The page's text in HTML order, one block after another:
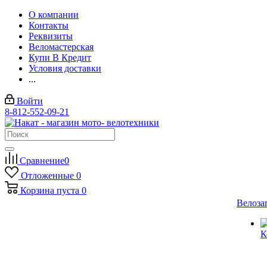
О компании
Контакты
Реквизиты
Веломастерская
Купи В Кредит
Условия доставки
...
Войти
8-812-552-09-21
Сравнение0
Отложенные 0
Корзина пуста 0